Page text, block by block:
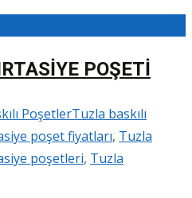
POŞETİ
PoşetlerTuzla baskılı
poşet fiyatları, Tuzla
poşetleri, Tuzla